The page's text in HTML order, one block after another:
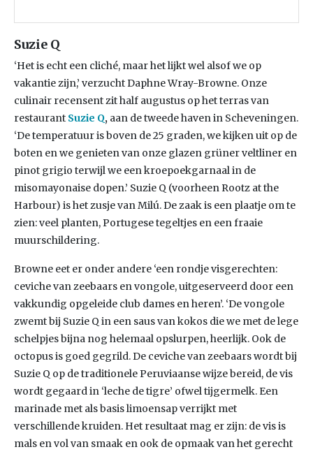
Suzie Q
‘Het is echt een cliché, maar het lijkt wel alsof we op
vakantie zijn,’ verzucht Daphne Wray-Browne. Onze
culinair recensent zit half augustus op het terras van
restaurant Suzie Q, aan de tweede haven in Scheveningen.
‘De temperatuur is boven de 25 graden, we kijken uit op de
boten en we genieten van onze glazen grüner veltliner en
pinot grigio terwijl we een kroepoekgarnaal in de
misomayonaise dopen.’ Suzie Q (voorheen Rootz at the
Harbour) is het zusje van Milú. De zaak is een plaatje om te
zien: veel planten, Portugese tegeltjes en een fraaie
muurschildering.
Browne eet er onder andere ‘een rondje visgerechten:
ceviche van zeebaars en vongole, uitgeserveerd door een
vakkundig opgeleide club dames en heren’. ‘De vongole
zwemt bij Suzie Q in een saus van kokos die we met de lege
schelpjes bijna nog helemaal opslurpen, heerlijk. Ook de
octopus is goed gegrild. De ceviche van zeebaars wordt bij
Suzie Q op de traditionele Peruviaanse wijze bereid, de vis
wordt gegaard in ‘leche de tigre’ ofwel tijgermelk. Een
marinade met als basis limoensap verrijkt met
verschillende kruiden. Het resultaat mag er zijn: de vis is
mals en vol van smaak en ook de opmaak van het gerecht